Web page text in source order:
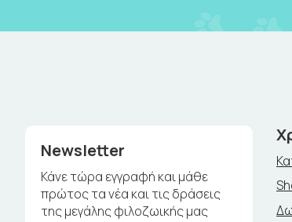
Newsletter
Κάνε τώρα εγγραφή και μάθε
πρώτος τα νέα και τις δράσεις
της μεγάλης φιλοζωικής μας